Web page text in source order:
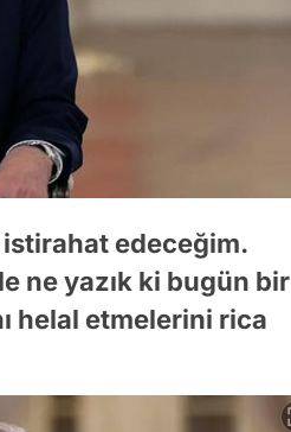
istirahat edeceğim.
ne yazık ki bugün bir
helal etmelerini rica